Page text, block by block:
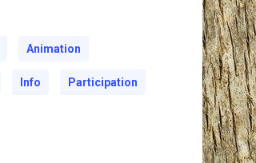
Animation
Info Participation